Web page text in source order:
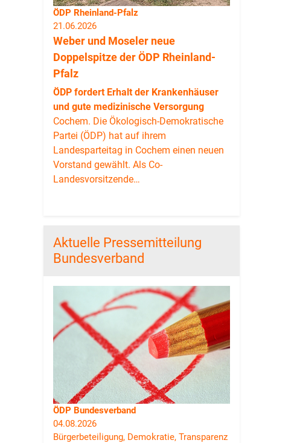
ÖDP Rheinland-Pfalz
21.06.2026
Weber und Moseler neue
Doppelspitze der ÖDP Rheinland-
Pfalz
ÖDP fordert Erhalt der Krankenhäuser
und gute medizinische Versorgung
Cochem. Die Ökologisch-Demokratische
Partei (ÖDP) hat auf ihrem
Landesparteitag in Cochem einen neuen
Vorstand gewählt. Als Co-
Landesvorsitzende…
Aktuelle Pressemitteilung
Bundesverband
ÖDP Bundesverband
04.08.2026
Bürgerbeteiligung, Demokratie, Transparenz